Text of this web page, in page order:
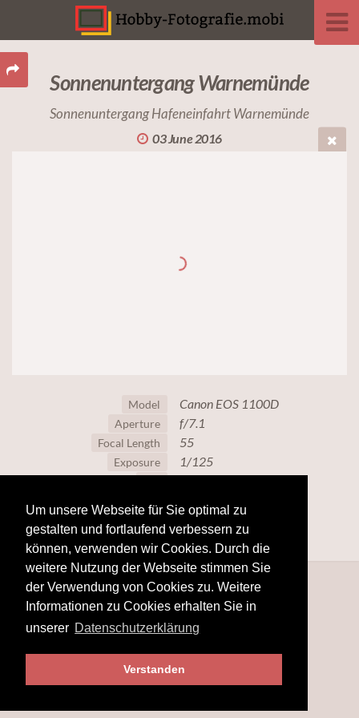
Um unsere Webseite für Sie optimal zu
gestalten und fortlaufend verbessern zu
können, verwenden wir Cookies. Durch die
weitere Nutzung der Webseite stimmen Sie
der Verwendung von Cookies zu. Weitere
Informationen zu Cookies erhalten Sie in
unserer Datenschutzerklärung
Verstanden
Sonnenuntergang Warnemünde
Sonnenuntergang Hafeneinfahrt Warnemünde
03 June 2016
Model Canon EOS 1100D
Aperture f/7.1
Focal Length 55
Exposure 1/125
100
© 2025www.hobby-fotografie.mobi